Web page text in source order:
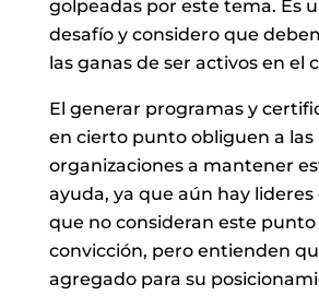
golpeadas por este tema. Es
desafío y considero que
las ganas de ser activos en el
El generar programas y
en cierto punto obliguen a las
organizaciones a mantener
ayuda, ya que aún hay
que no consideran este punto
convicción, pero entienden
agregado para su